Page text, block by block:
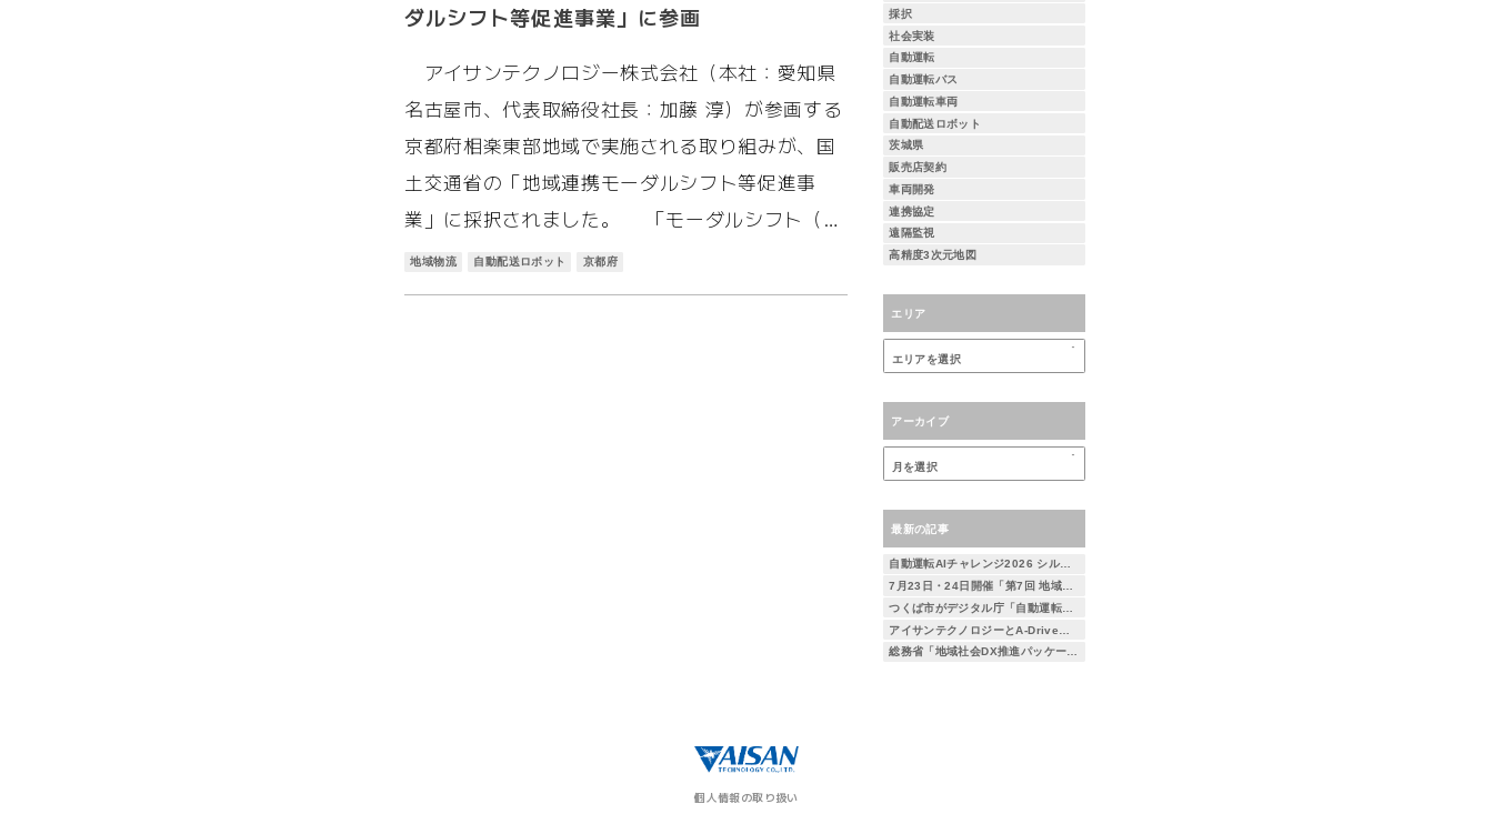
ダルシフト等促進事業」に参画
アイサンテクノロジー株式会社（本社：愛知県
名古屋市、代表取締役社長：加藤 淳）が参画する
京都府相楽東部地域で実施される取り組みが、国
土交通省の「地域連携モーダルシフト等促進事
業」に採択されました。 「モーダルシフト（…
地域物流 自動配送ロボット 京都府
採択
社会実装
自動運転
自動運転バス
自動運転車両
自動配送ロボット
茨城県
販売店契約
車両開発
連携協定
遠隔監視
高精度3次元地図
エリア
アーカイブ
最新の記事
自動運転AIチャレンジ2026 シルバースポンサーとして協賛します
総務省「地域社会DX推進パッケージ事業」に採択 京都府精華町における自動運転レベル4の取り組みに参画 ― 通信とAIを活用した遠隔監視による安全性・経済性の検証を実施 ―
個人情報の取り扱い